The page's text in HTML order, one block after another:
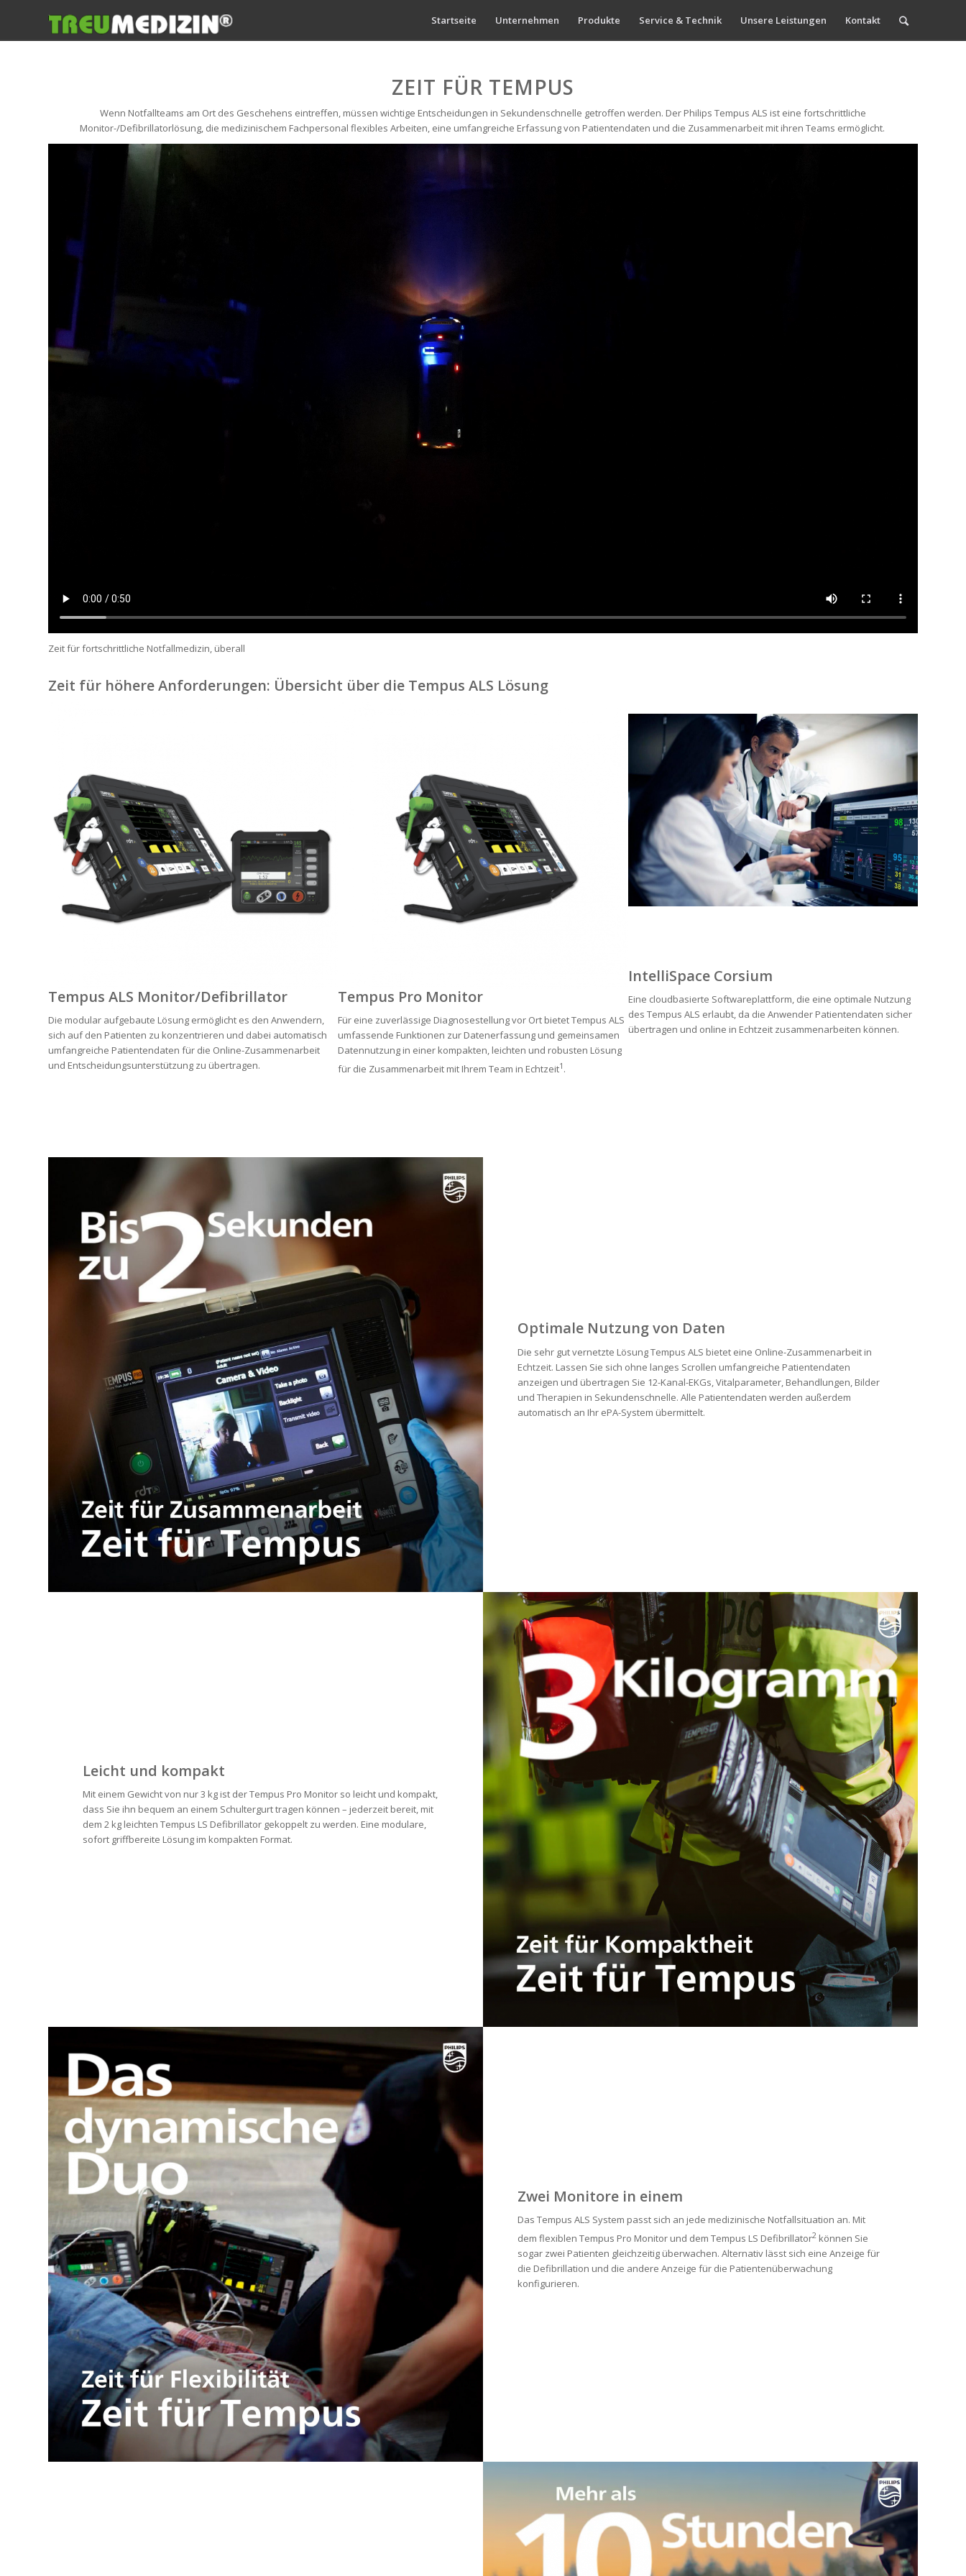
Startseite Unternehmen Produkte Service & Technik Unsere Leistungen Kontakt
ZEIT FÜR TEMPUS
Wenn Notfallteams am Ort des Geschehens eintreffen, müssen wichtige Entscheidungen in Sekundenschnelle getroffen werden. Der Philips Tempus ALS ist eine fortschrittliche
Monitor-/Defibrillatorlösung, die medizinischem Fachpersonal flexibles Arbeiten, eine umfangreiche Erfassung von Patientendaten und die Zusammenarbeit mit ihren Teams ermöglicht.
Zeit für fortschrittliche Notfallmedizin, überall
Zeit für höhere Anforderungen: Übersicht über die Tempus ALS Lösung
Tempus ALS Monitor/Defibrillator
Die modular aufgebaute Lösung ermöglicht es den Anwendern,
sich auf den Patienten zu konzentrieren und dabei automatisch
umfangreiche Patientendaten für die Online-Zusammenarbeit
und Entscheidungsunterstützung zu übertragen.
Tempus Pro Monitor
Für eine zuverlässige Diagnosestellung vor Ort bietet Tempus ALS
umfassende Funktionen zur Datenerfassung und gemeinsamen
Datennutzung in einer kompakten, leichten und robusten Lösung
für die Zusammenarbeit mit Ihrem Team in Echtzeit1 .
IntelliSpace Corsium
Eine cloudbasierte Softwareplattform, die eine optimale Nutzung
des Tempus ALS erlaubt, da die Anwender Patientendaten sicher
übertragen und online in Echtzeit zusammenarbeiten können.
Optimale Nutzung von Daten
Die sehr gut vernetzte Lösung Tempus ALS bietet eine Online-Zusammenarbeit in
Echtzeit. Lassen Sie sich ohne langes Scrollen umfangreiche Patientendaten
anzeigen und übertragen Sie 12-Kanal-EKGs, Vitalparameter, Behandlungen, Bilder
und Therapien in Sekundenschnelle. Alle Patientendaten werden außerdem
automatisch an Ihr ePA-System übermittelt.
Leicht und kompakt
Mit einem Gewicht von nur 3 kg ist der Tempus Pro Monitor so leicht und kompakt,
dass Sie ihn bequem an einem Schultergurt tragen können – jederzeit bereit, mit
dem 2 kg leichten Tempus LS Defibrillator gekoppelt zu werden. Eine modulare,
sofort griffbereite Lösung im kompakten Format.
Zwei Monitore in einem
Das Tempus ALS System passt sich an jede medizinische Notfallsituation an. Mit
dem flexiblen Tempus Pro Monitor und dem Tempus LS Defibrillator2 können Sie
sogar zwei Patienten gleichzeitig überwachen. Alternativ lässt sich eine Anzeige für
die Defibrillation und die andere Anzeige für die Patientenüberwachung
konfigurieren.